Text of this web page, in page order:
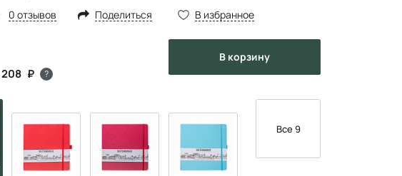
0 отзывов Поделиться В избранное
?
в корзину
Все 9